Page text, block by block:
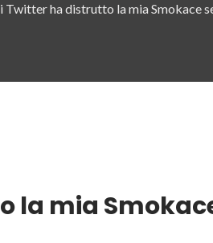
Twitter ha distrutto la mia Smokace
mia